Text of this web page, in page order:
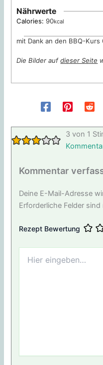
Nährwerte
Calories:90kcal
mit Dank an den BBQ-Kurs
Die Bilder aufdieser Seite
3 von 1
Kommentar
Deine E-Mail-Adresse
Erforderliche Felder sind
Rezept Bewertung
eingeben…